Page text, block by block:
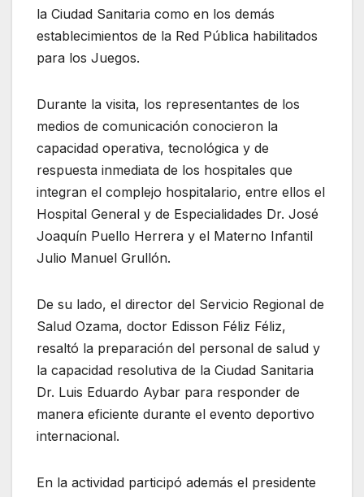
la Ciudad Sanitaria como en los demás
establecimientos de la Red Pública habilitados
para los Juegos.
Durante la visita, los representantes de los
medios de comunicación conocieron la
capacidad operativa, tecnológica y de
respuesta inmediata de los hospitales que
integran el complejo hospitalario, entre ellos el
Hospital General y de Especialidades Dr. José
Joaquín Puello Herrera y el Materno Infantil
Julio Manuel Grullón.
De su lado, el director del Servicio Regional de
Salud Ozama, doctor Edisson Féliz Féliz,
resaltó la preparación del personal de salud y
la capacidad resolutiva de la Ciudad Sanitaria
Dr. Luis Eduardo Aybar para responder de
manera eficiente durante el evento deportivo
internacional.
En la actividad participó además el presidente